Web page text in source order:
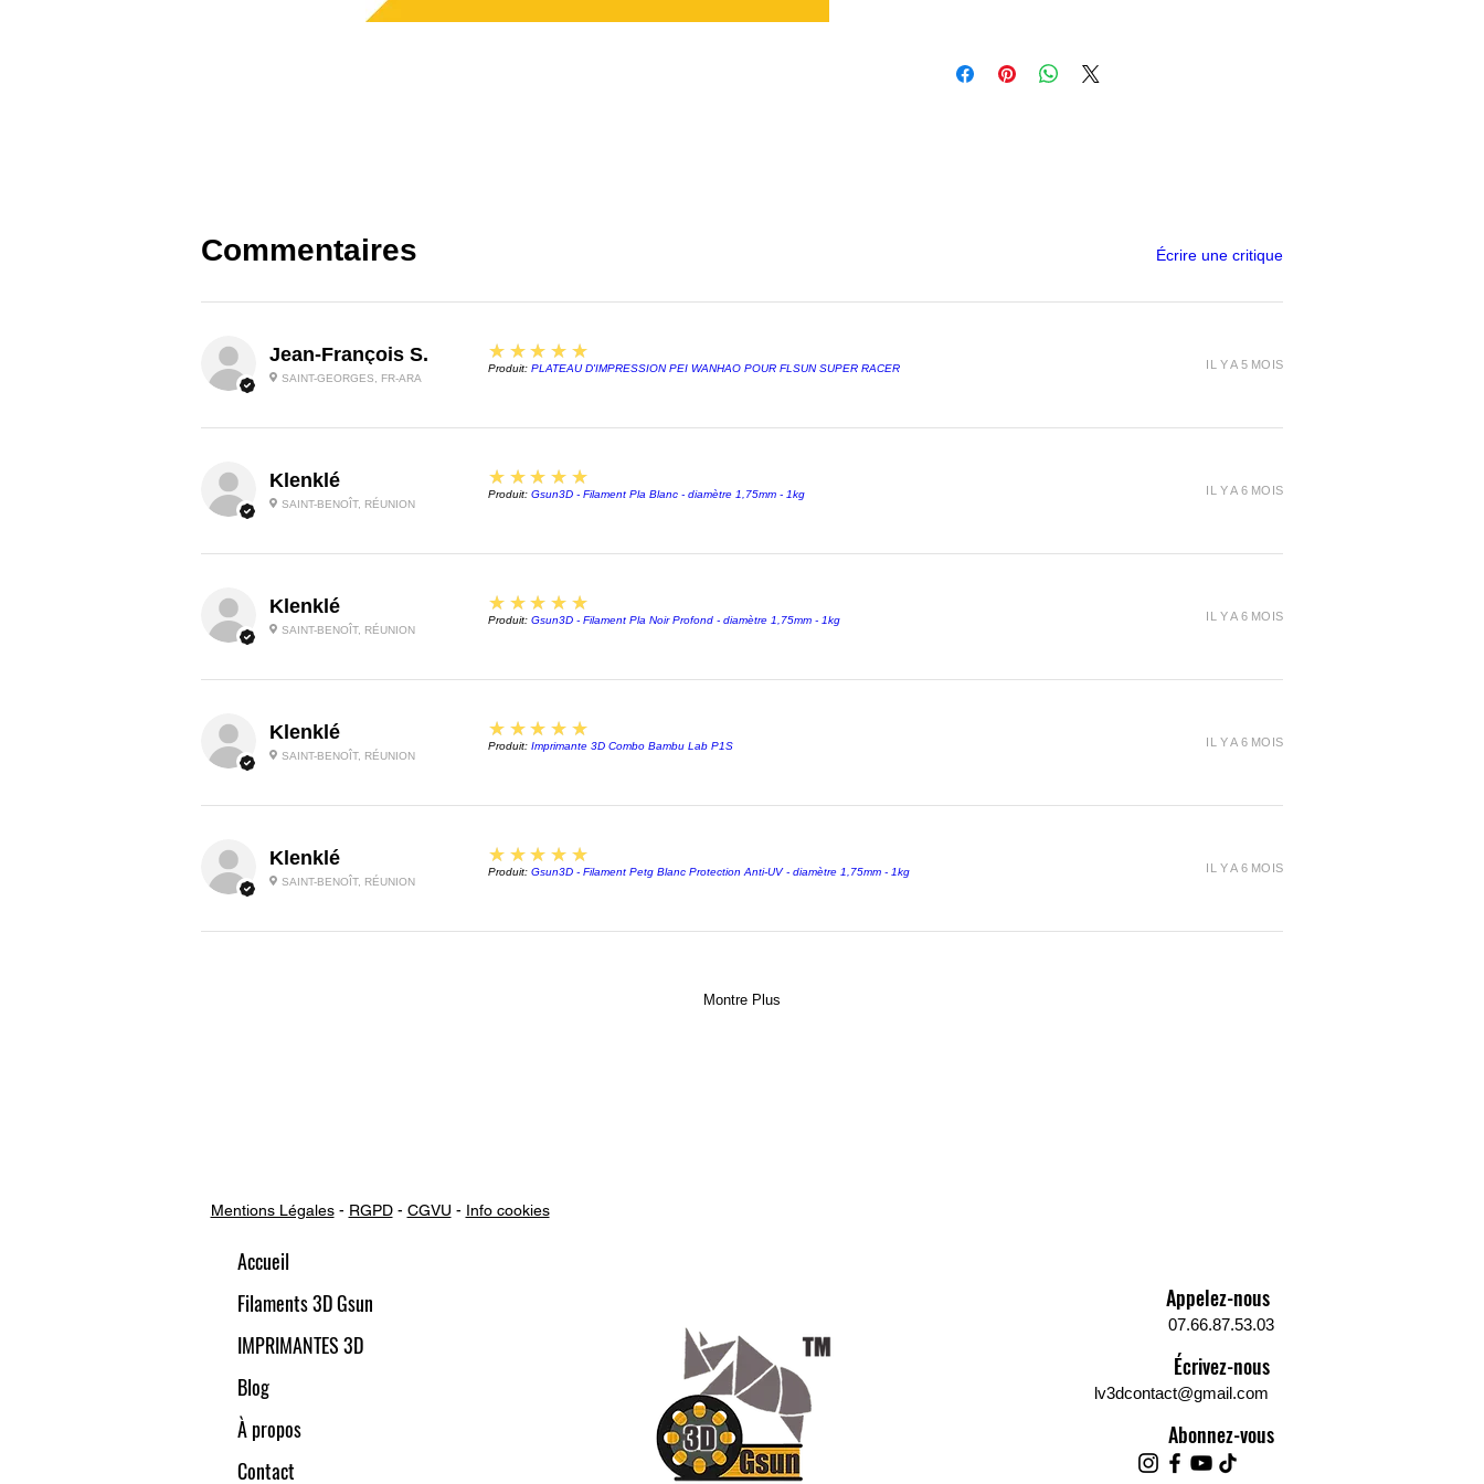
Commentaires Écrire une critique
Jean-François S.
SAINT-GEORGES, FR-ARA
5
★★★★★
Produit: PLATEAU D'IMPRESSION PEI WANHAO POUR FLSUN SUPER RACER IL Y A 5 MOIS
Klenklé
SAINT-BENOÎT, RÉUNION
5
★★★★★
Produit: Gsun3D - Filament Pla Blanc - diamètre 1,75mm - 1kg IL Y A 6 MOIS
Klenklé
SAINT-BENOÎT, RÉUNION
5
★★★★★
Produit: Gsun3D - Filament Pla Noir Profond - diamètre 1,75mm - 1kg IL Y A 6 MOIS
Klenklé
SAINT-BENOÎT, RÉUNION
5
★★★★★
Produit: Imprimante 3D Combo Bambu Lab P1S IL Y A 6 MOIS
Klenklé
SAINT-BENOÎT, RÉUNION
5
★★★★★
Produit: Gsun3D - Filament Petg Blanc Protection Anti-UV - diamètre 1,75mm - 1kg IL Y A 6 MOIS
Montre Plus
Mentions Légales- RGPD- CGVU - Info cookies
Accueil
Filaments 3D Gsun
IMPRIMANTES 3D
Blog
À propos
Contact
Appelez-nous
07.66.87.53.03
Écrivez-nous
lv3dcontact@gmail.com
Abonnez-vous